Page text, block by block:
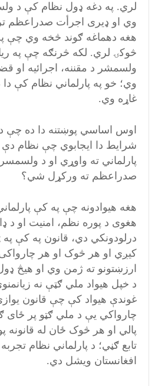
لري. په دغه ډول نظام کې د
وي او ډیری اجرأت صدراعظم
هغه دهماغه ګوند څخه وي چې
څوکۍ لري. لکه څرنګه چې په
ولسمشر د مقننه، اجرائيه او
وي؛ خو په پارلماني نظام کې دا
غاړه وي.
اوس اساسي پوښتنه دا ده چې
شرايط دا ايجابوي چې نظام
پارلماني ته واوړي او د
صدراعظم ته ورکړل شي؟
هغه هيوادونه چې په کې
هغوی د پوره نظم، امنيت او د
درلودونکي دي، قانون په کې په
کيږي او هر څوک او هر چارواکی
ارزښتونو ته ژمن وي او هيڅ
د خپل هيواد ملي ګټې نه
غوندې هيواد کې چې قانون
چارواکي يې د ملي ګټو پر ځای
پالي او هر څوک ځان له قانونه
تابع ګڼي؛ د پارلماني نظام
افغانستان ويشل دي.